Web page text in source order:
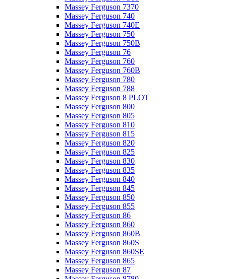
Massey Ferguson 7370
Massey Ferguson 740
Massey Ferguson 740E
Massey Ferguson 750
Massey Ferguson 750B
Massey Ferguson 76
Massey Ferguson 760
Massey Ferguson 760B
Massey Ferguson 780
Massey Ferguson 788
Massey Ferguson 8 PLOT
Massey Ferguson 800
Massey Ferguson 805
Massey Ferguson 810
Massey Ferguson 815
Massey Ferguson 820
Massey Ferguson 825
Massey Ferguson 830
Massey Ferguson 835
Massey Ferguson 840
Massey Ferguson 845
Massey Ferguson 850
Massey Ferguson 855
Massey Ferguson 86
Massey Ferguson 860
Massey Ferguson 860B
Massey Ferguson 860S
Massey Ferguson 860SE
Massey Ferguson 865
Massey Ferguson 87